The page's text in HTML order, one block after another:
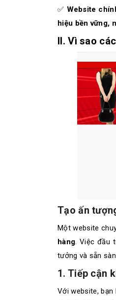
✅ Website
hiệu bền vững,
II. Vì sao
Tạo ấn
Một website
hàng. Việc đầu
tưởng và sẵn
1. Tiếp cận
Với website,